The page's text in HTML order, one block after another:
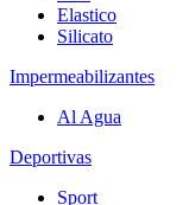
Elastico
Silicato
Impermeabilizantes
Al Agua
Deportivas
Sport